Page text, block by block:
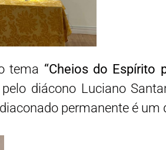
tema “Cheios do Espírito
diácono Luciano
permanente é